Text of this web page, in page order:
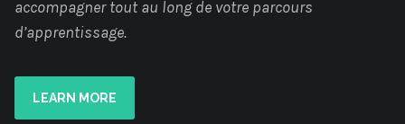
accompagner tout au long de votre parcours
d’apprentissage.
LEARN MORE